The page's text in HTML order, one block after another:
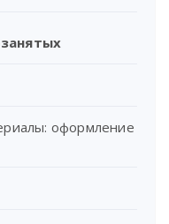
оформление